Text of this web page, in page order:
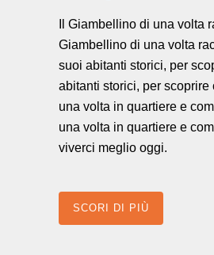
Il Giambellino di una volta
Giambellino di una volta
suoi abitanti storici, per
abitanti storici, per scoprire
una volta in quartiere e
una volta in quartiere e
viverci meglio oggi.
SCORI DI PIÙ